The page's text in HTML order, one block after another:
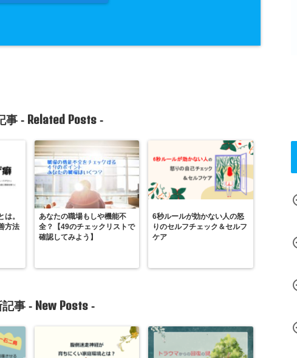
事 - Related Posts-
。
方法
あなたの職場もしや機能不
全？【49のチェックリストで
確認してみよう】
6秒ルールが効かない人の怒
りのセルフチェック＆セルフ
ケア
事 - New Posts -